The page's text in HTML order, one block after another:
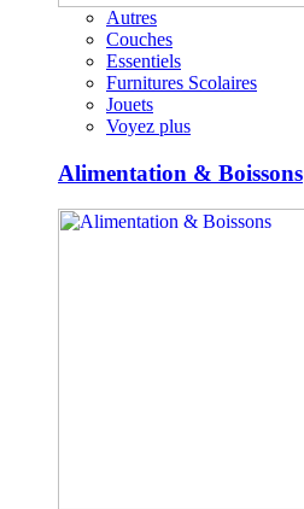
Autres
Couches
Essentiels
Furnitures Scolaires
Jouets
Voyez plus
Alimentation & Boissons